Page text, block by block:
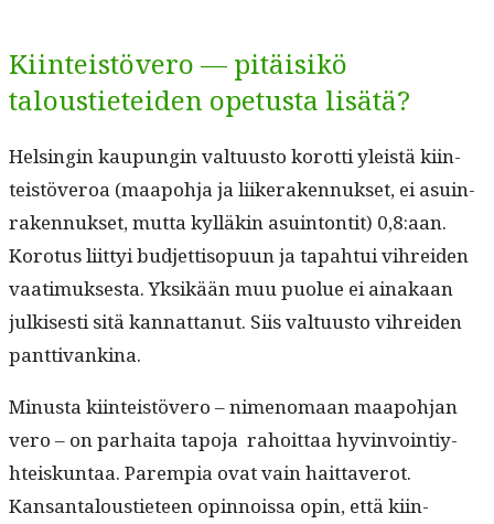
Kiinteistövero — pitäisikö
taloustieteiden opetusta lisätä?
Helsin­gin kaupun­gin val­tu­us­to korot­ti yleistä kiin­
teistöveroa (maapo­h­ja ja liik­er­aken­nuk­set, ei asuin­
raken­nuk­set, mut­ta kyl­läkin asuin­ton­tit) 0,8:aan.
Koro­tus liit­tyi bud­jet­ti­sop­u­un ja tapah­tui vihrei­den
vaa­timuk­ses­ta. Yksikään muu puolue ei ainakaan
julkises­ti sitä kan­nat­tanut. Siis val­tu­us­to vihrei­den
panttivankina.
Minus­ta kiin­teistövero – nimeno­maan maapo­h­jan
vero – on parhai­ta tapo­ja rahoit­taa hyv­in­voin­tiy­
hteiskun­taa. Parem­pia ovat vain hait­taverot.
Kansan­talousti­eteen opin­nois­sa opin, että kiin­